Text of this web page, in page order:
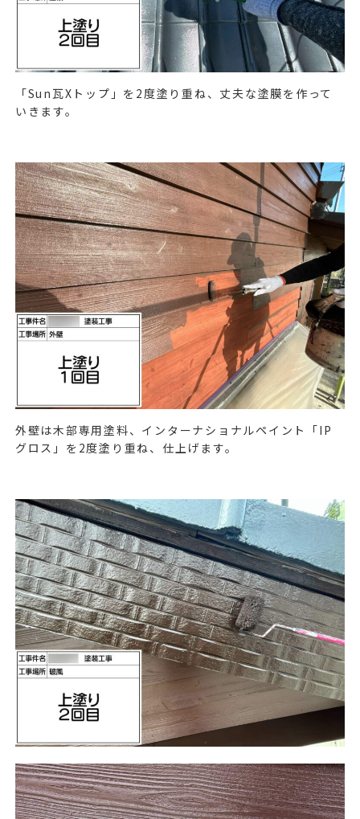
「Sun 瓦X トップ」を 2 度塗り重ね、丈夫な塗膜を作って
いきます。
外壁は木部専用塗料、インターナショナルペイント「IP
グロス」を 2度塗り重ね、仕上げます。